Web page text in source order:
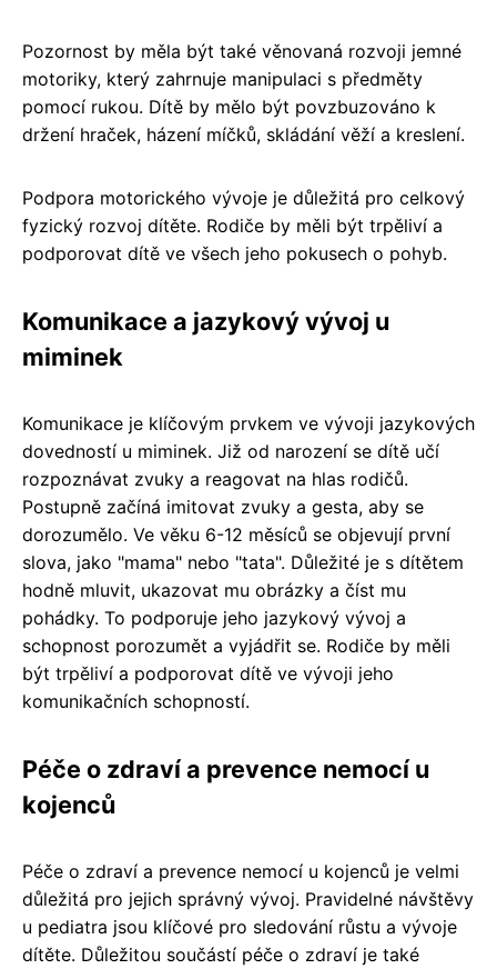
Pozornost by měla být také věnovaná rozvoji jemné
motoriky, který zahrnuje manipulaci s předměty
pomocí rukou. Dítě by mělo být povzbuzováno k
držení hraček, házení míčků, skládání věží a kreslení.
Podpora motorického vývoje je důležitá pro celkový
fyzický rozvoj dítěte. Rodiče by měli být trpěliví a
podporovat dítě ve všech jeho pokusech o pohyb.
Komunikace a jazykový vývoj u
miminek
Komunikace je klíčovým prvkem ve vývoji jazykových
dovedností u miminek. Již od narození se dítě učí
rozpoznávat zvuky a reagovat na hlas rodičů.
Postupně začíná imitovat zvuky a gesta, aby se
dorozumělo. Ve věku 6-12 měsíců se objevují první
slova, jako "mama" nebo "tata". Důležité je s dítětem
hodně mluvit, ukazovat mu obrázky a číst mu
pohádky. To podporuje jeho jazykový vývoj a
schopnost porozumět a vyjádřit se. Rodiče by měli
být trpěliví a podporovat dítě ve vývoji jeho
komunikačních schopností.
Péče o zdraví a prevence nemocí u
kojenců
Péče o zdraví a prevence nemocí u kojenců je velmi
důležitá pro jejich správný vývoj. Pravidelné návštěvy
u pediatra jsou klíčové pro sledování růstu a vývoje
dítěte. Důležitou součástí péče o zdraví je také